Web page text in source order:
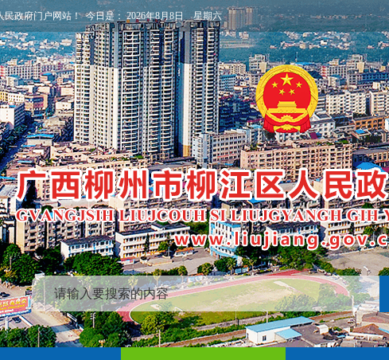
民政府门户网站！ 今日是：2026年8月8日 星期六